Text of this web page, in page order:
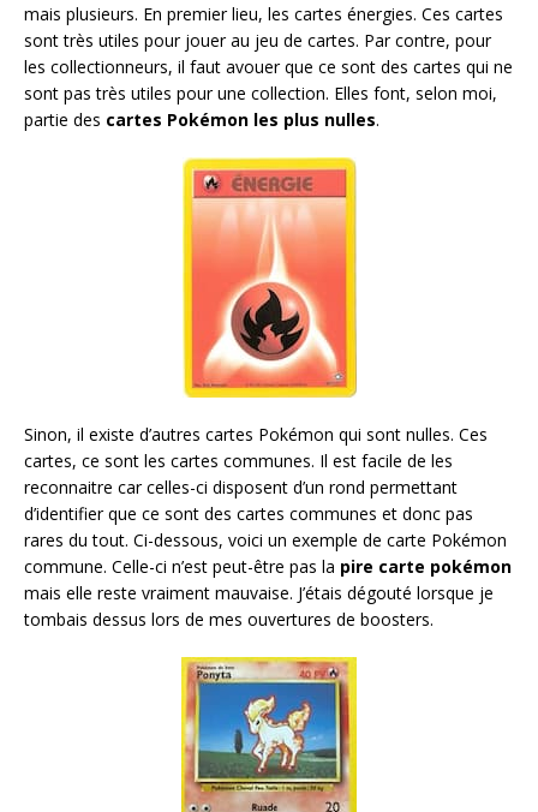
mais plusieurs. En premier lieu, les cartes énergies. Ces cartes
sont très utiles pour jouer au jeu de cartes. Par contre, pour
les collectionneurs, il faut avouer que ce sont des cartes qui ne
sont pas très utiles pour une collection. Elles font, selon moi,
partie des cartes Pokémon les plus nulles.
Sinon, il existe d’autres cartes Pokémon qui sont nulles. Ces
cartes, ce sont les cartes communes. Il est facile de les
reconnaitre car celles-ci disposent d’un rond permettant
d’identifier que ce sont des cartes communes et donc pas
rares du tout. Ci-dessous, voici un exemple de carte Pokémon
commune. Celle-ci n’est peut-être pas la pire carte pokémon
mais elle reste vraiment mauvaise. J’étais dégouté lorsque je
tombais dessus lors de mes ouvertures de boosters.